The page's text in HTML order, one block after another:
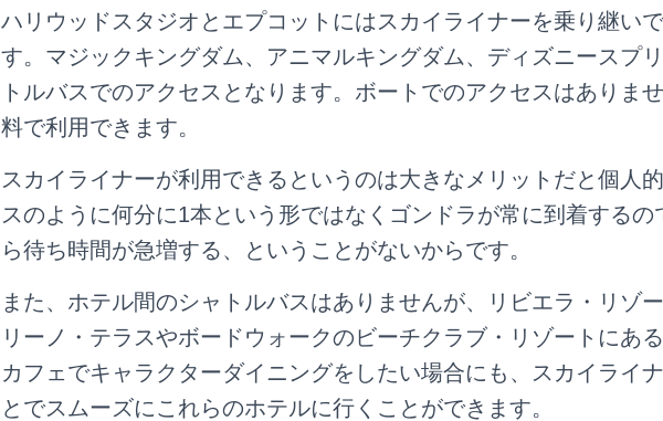
ハリウッドスタジオとエプコットにはスカイライナーを乗り継い
す。マジックキングダム、アニマルキングダム、ディズニースプ
トルバスでのアクセスとなります。ボートでのアクセスはありま
料で利用できます。
スカイライナーが利用できるというのは大きなメリットだと個人
スのように何分に1本という形ではなくゴンドラが常に到着するの
ら待ち時間が急増する、ということがないからです。
また、ホテル間のシャトルバスはありませんが、リビエラ・リゾ
リーノ・テラスやボードウォークのビーチクラブ・リゾートにあ
カフェでキャラクターダイニングをしたい場合にも、スカイライ
とでスムーズにこれらのホテルに行くことができます。